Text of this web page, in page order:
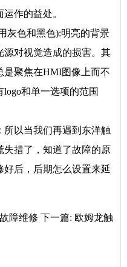
作的益处。
灰色和黑色):明亮的背景
源对视觉造成的损害。其
是聚焦在HMI图像上而不
和单一选项的范围
所以当我们再遇到东洋触
失措了，知道了故障的原
好后，后期怎么设置来延
障维修 下一篇: 欧姆龙触